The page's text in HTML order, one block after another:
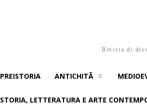
Rivista di
PREISTORIA ANTICHITÃ
STORIA, LETTERATURA E ARTE